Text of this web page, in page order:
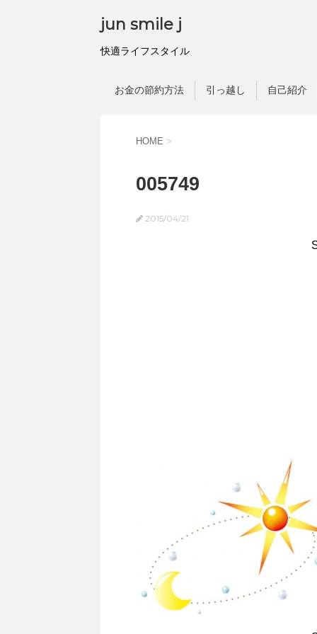
jun smile j
快適ライフスタイル
お金の節約方法 引っ越し 自己紹介
HOME >
005749
2015/04/21